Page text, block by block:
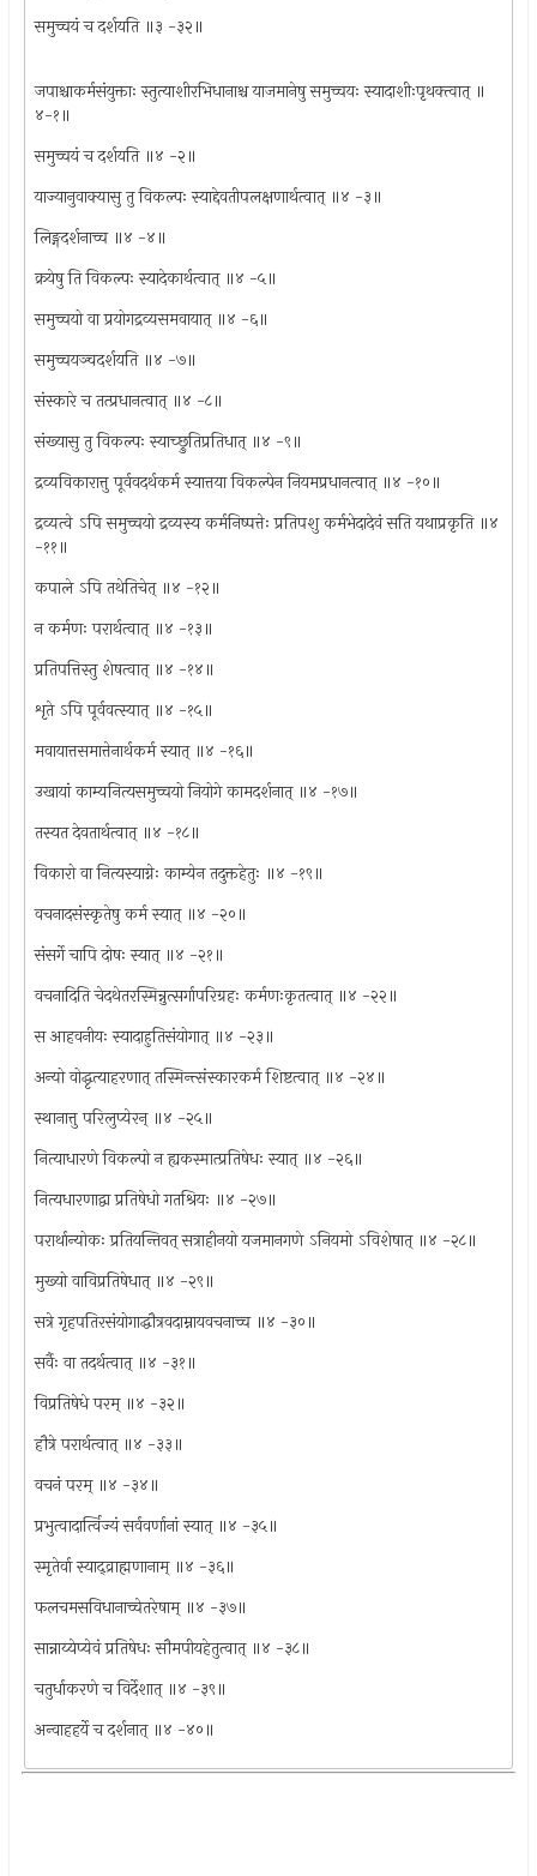
समुच्चयं च दर्शयति ॥३ -३२॥
जपाश्चाकर्मसंयुक्ताः स्तुत्याशीरभिधानाश्च याजमानेषु समुच्चयः स्यादाशीःपृथक्त्वात् ॥
४-१॥
समुच्चयं च दर्शयति ॥४ -२॥
याज्यानुवाक्यासु तु विकल्पः स्याद्देवतीपलक्षणार्थत्वात् ॥४ -३॥
लिङ्गदर्शनाच्च ॥४ -४॥
क्रयेषु ति विकल्पः स्यादेकार्थत्वात् ॥४ -५॥
समुच्चयो वा प्रयोगद्रव्यसमवायात् ॥४ -६॥
समुच्चयञ्चदर्शयति ॥४ -७॥
संस्कारे च तत्प्रधानत्वात् ॥४ -८॥
संख्यासु तु विकल्पः स्याच्छ्रुतिप्रतिधात् ॥४ -९॥
द्रव्यविकारात्तु पूर्ववदर्थकर्म स्यात्तया विकल्पेन नियमप्रधानत्वात् ॥४ -१०॥
द्रव्यत्वे ऽपि समुच्चयो द्रव्यस्य कर्मनिष्पत्तेः प्रतिपशु कर्मभेदादेवं सति यथाप्रकृति ॥४
-११॥
कपाले ऽपि तथेतिचेत् ॥४ -१२॥
न कर्मणः परार्थत्वात् ॥४ -१३॥
प्रतिपत्तिस्तु शेषत्वात् ॥४ -१४॥
शृते ऽपि पूर्ववत्स्यात् ॥४ -१५॥
मवायात्तसमात्तेनार्थकर्म स्यात् ॥४ -१६॥
उखायां काम्यनित्यसमुच्चयो नियोगे कामदर्शनात् ॥४ -१७॥
तस्यत देवतार्थत्वात् ॥४ -१८॥
विकारो वा नित्यस्याग्नेः काम्येन तदुक्तहेतुः ॥४ -१९॥
वचनादसंस्कृतेषु कर्म स्यात् ॥४ -२०॥
संसर्गे चापि दोषः स्यात् ॥४ -२१॥
वचनादिति चेदथेतरस्मिन्नुत्सर्गापरिग्रहः कर्मणःकृतत्वात् ॥४ -२२॥
स आहवनीयः स्यादाहुतिसंयोगात् ॥४ -२३॥
अन्यो वोद्धृत्याहरणात् तस्मिन्त्संस्कारकर्म शिष्टत्वात् ॥४ -२४॥
स्थानात्तु परिलुप्येरन् ॥४ -२५॥
नित्याधारणे विकल्पो न ह्यकस्मात्प्रतिषेधः स्यात् ॥४ -२६॥
नित्यधारणाद्वा प्रतिषेधो गतश्रियः ॥४ -२७॥
परार्थान्योकः प्रतियन्तिवत् सत्राहीनयो यजमानगणे ऽनियमो ऽविशेषात् ॥४ -२८॥
मुख्यो वाविप्रतिषेधात् ॥४ -२९॥
सत्रे गृहपतिरसंयोगाद्धौत्रवदाम्नायवचनाच्च ॥४ -३०॥
सर्वैः वा तदर्थत्वात् ॥४ -३१॥
विप्रतिषेधे परम् ॥४ -३२॥
हौत्रे परार्थत्वात् ॥४ -३३॥
वचनं परम् ॥४ -३४॥
प्रभुत्वादार्त्विज्यं सर्ववर्णानां स्यात् ॥४ -३५॥
स्मृतेर्वा स्याद्व्राह्मणानाम् ॥४ -३६॥
फलचमसविधानाच्चेतरेषाम् ॥४ -३७॥
सान्नाय्येप्येवं प्रतिषेधः सौमपीयहेतुत्वात् ॥४ -३८॥
चतुर्धाकरणे च विर्देशात् ॥४ -३९॥
अन्वाहहर्ये च दर्शनात् ॥४ -४०॥